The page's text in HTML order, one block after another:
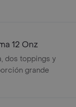
12 Onz
dos toppings y
grande